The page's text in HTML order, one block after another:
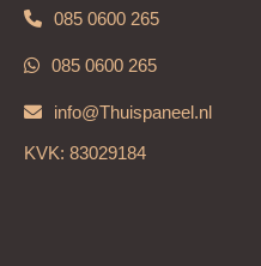
Breng karakter en warmte in huis
eiken, walnoot en andere
nauwelijks van echt hout te
onderhoudsvriendelijker.
085 0600 265
085 0600 265
info@Thuispaneel.nl
KVK: 83029184